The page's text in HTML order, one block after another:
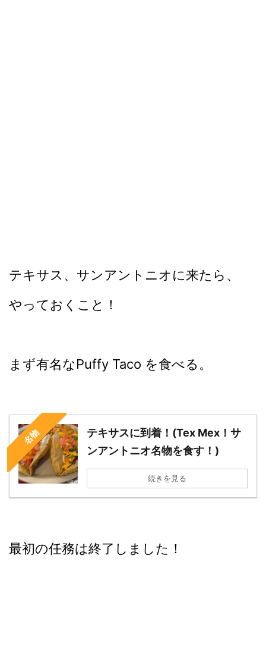
テキサス、サンアントニオに来たら、
やっておくこと！
まず有名なPuffy Taco を食べる。
名物
テキサスに到着！(Tex Mex！サ
ンアントニオ名物を食す！)
続きを見る
最初の任務は終了しました！